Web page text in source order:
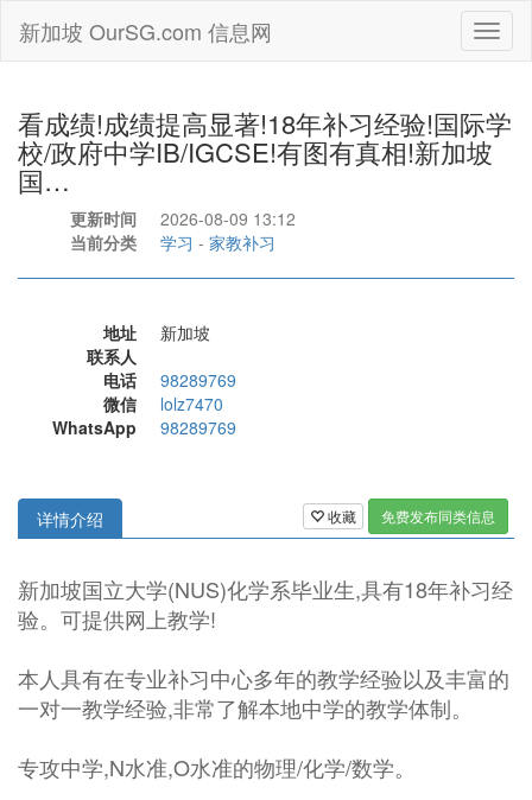
新加坡 OurSG.com 信息网
看成绩!成绩提高显著!18年补习经验!国际学
校/政府中学IB/IGCSE!有图有真相!新加坡
国…
更新时间
2026-08-09 13:12
当前分类
学习 - 家教补习
地址
新加坡
联系人
电话
98289769
微信
lolz7470
WhatsApp
98289769
收藏 免费发布同类信息
详情介绍
新加坡国立大学(NUS)化学系毕业生,具有18年补习经
验。可提供网上教学!
本人具有在专业补习中心多年的教学经验以及丰富的
一对一教学经验,非常了解本地中学的教学体制。
专攻中学,N水准,O水准的物理/化学/数学。